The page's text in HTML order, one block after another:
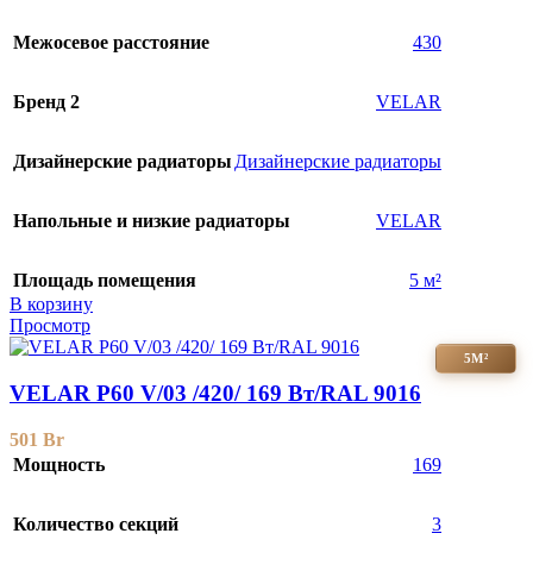
Межосевое расстояние 430
Бренд 2 VELAR
Дизайнерские радиаторыДизайнерские радиаторы
Напольные и низкие радиаторы VELAR
Площадь помещения
5 м²
В корзину
Просмотр
5М²
VELAR P60 V/03 /420/ 169 Bт/RAL 9016
501 Br
Мощность
169
Количество секций 3